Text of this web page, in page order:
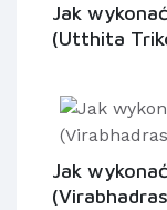
Jak
(Utthita
Jak